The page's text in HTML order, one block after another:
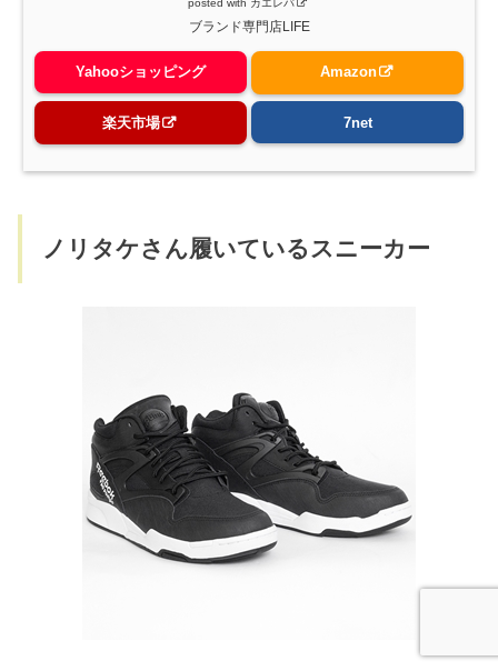
ブランド専門店LIFE
Yahooショッピング Amazon
楽天市場 7net
ノリタケさん履いているスニーカー